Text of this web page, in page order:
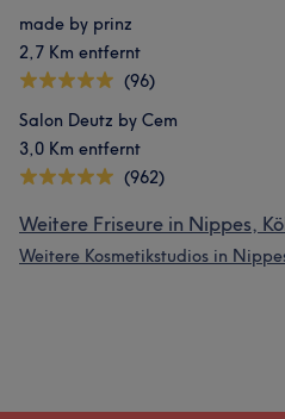
made by prinz
2,7 Km entfernt
(96)
Salon Deutz by Cem
3,0 Km entfernt
(962)
Weitere Friseure in Nippes,
Weitere Kosmetikstudios in